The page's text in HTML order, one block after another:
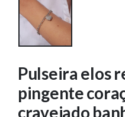
Pulseira elos
pingente
cravejado